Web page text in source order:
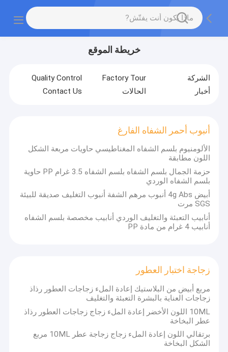
خريطة الموقع
الشركة Factory Tour
Quality Control
أخبار
الحالات Contact Us
أنبوب أحمر الشفاه الفارغ
الألومنيوم بلسم الشفاه المغناطيسي حاويات مربعة الشكل
اللون مطابقة
حزمة الجمال بلسم الشفاه بلسم الشفاه 3.5 غرام PP حاوية
بلسم الشفاه الوردي
أبيض 4g Abs أنبوب مرهم الشفة أنبوب التغليف صديقة للبيئة
SGS مرت
أنابيب التعبئة والتغليف الوردي أنابيب مخصصة بلسم الشفاه
أنابيب 4 غرام من مادة PP
زجاجة اختبار العطور
مربع أبيض من البلاستيك إعادة الملء زجاجات العطور رذاذ
زجاجات العناية بالبشرة التعبئة والتغليف
10ML اللون الأخضر إعادة الملء زجاج زجاجات العطور رذاذ
عطر البخاخة
برتقالي اللون إعادة الملء زجاج زجاجة عطر 10ML مربع
الشكل البخاخة